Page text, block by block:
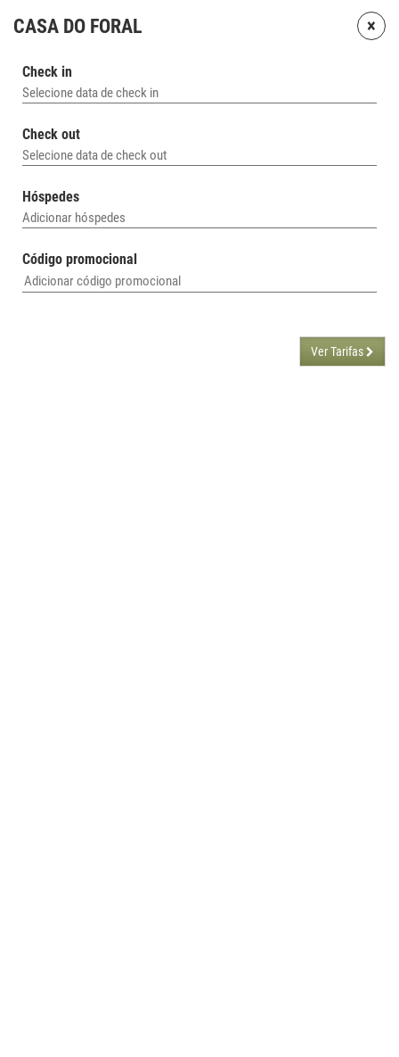
×
CASA DO FORAL
Check in
Selecione data de check in
Check out
Selecione data de check out
Hóspedes
Adicionar hóspedes
Código promocional
Ver Tarifas